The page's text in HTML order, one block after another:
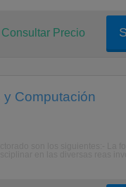
Consultar Precio
Computación